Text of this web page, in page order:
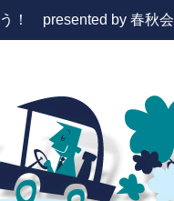
！ presented by 春秋会